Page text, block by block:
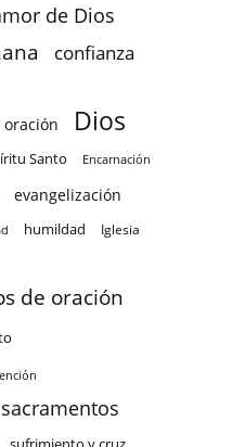
de Dios
confianza
Dios
Santo Encarnación
evangelización
humildad Iglesia
de oración
sacramentos